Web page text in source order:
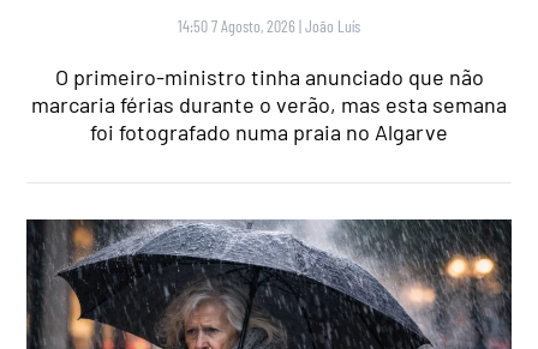
14:50 7 Agosto, 2026 |João Luís
O primeiro-ministro tinha anunciado que não
marcaria férias durante o verão, mas esta semana
foi fotografado numa praia no Algarve